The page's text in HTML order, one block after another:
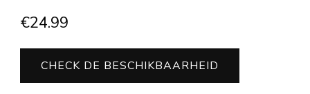
€24.99
CHECK DE BESCHIKBAARHEID